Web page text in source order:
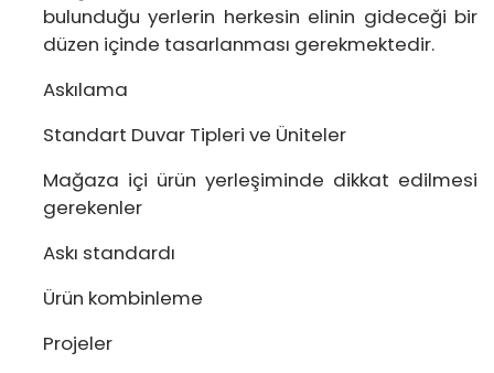
bulunduğu yerlerin herkesin elinin gideceği bir
düzen içinde tasarlanması gerekmektedir.
Askılama
Standart Duvar Tipleri ve Üniteler
Mağaza içi ürün yerleşiminde dikkat edilmesi
gerekenler
Askı standardı
Ürün kombinleme
Projeler